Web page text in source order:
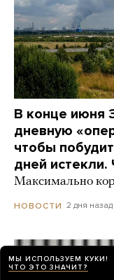
В конце июня
дневную
чтобы
дней истекли.
Максимально
НОВОСТИ 2 дня назад
МЫ ИСПОЛЬЗУЕМ КУКИ!
ЧТО ЭТО ЗНАЧИТ?